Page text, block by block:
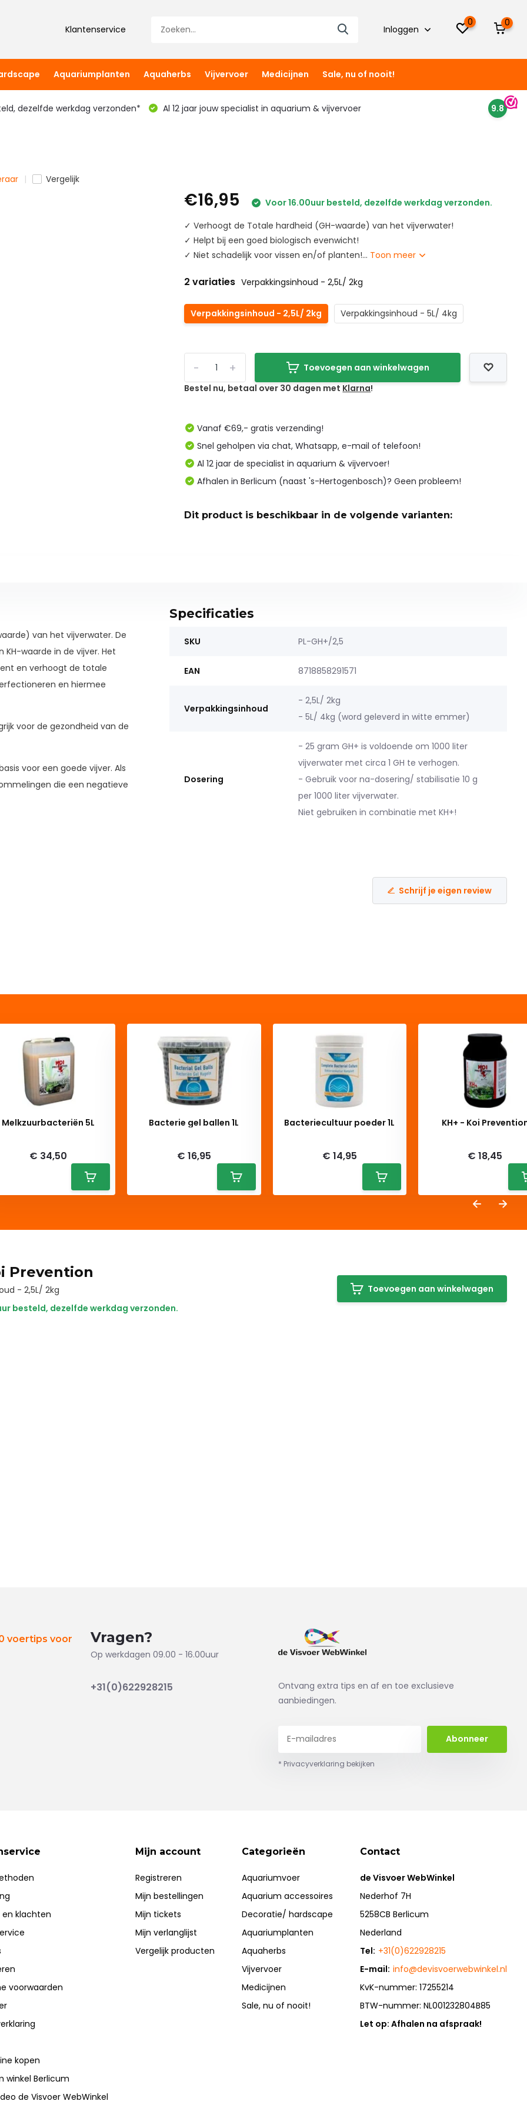
Klantenservice Inloggen
0 0
Aquariumplanten Aquaherbs Vijvervoer Medicijnen Sale, nu of nooit!
dezelfde werkdag verzonden* Al 12 jaar jouw specialist in aquarium & vijvervoer 9.8
Vergelijk
€16,95
Voor 16.00uur besteld, dezelfde werkdag verzonden.
✓ Verhoogt de Totale hardheid (GH-waarde) van het vijverwater!
✓ Helpt bij een goed biologisch evenwicht!
✓ Niet schadelijk voor vissen en/of planten!... Toon meer
2 variaties Verpakkingsinhoud - 2,5L/ 2kg
Verpakkingsinhoud - 2,5L/ 2kg Verpakkingsinhoud - 5L/ 4kg
+
-
Toevoegen aan winkelwagen
Bestel nu, betaal over 30 dagen met Klarna!
Vanaf €69,- gratis verzending!
Snel geholpen via chat, Whatsapp, e-mail of telefoon!
Al 12 jaar de specialist in aquarium & vijvervoer!
Afhalen in Berlicum (naast 's-Hertogenbosch)? Geen probleem!
Dit product is beschikbaar in de volgende varianten:
van het vijverwater. De
waarde in de vijver. Het
en verhoogt de totale
en hiermee
voor de gezondheid van de
voor een goede vijver. Als
die een negatieve
Specificaties
SKU PL-GH+/2,5
EAN 8718858291571
Verpakkingsinhoud
- 2,5L/ 2kg
- 5L/ 4kg (word geleverd in witte emmer)
Dosering
- 25 gram GH+ is voldoende om 1000 liter
vijverwater met circa 1 GH te verhogen.
- Gebruik voor na-dosering/ stabilisatie 10 g
per 1000 liter vijverwater.
Niet gebruiken in combinatie met KH+!
Schrijf je eigen review
Melkzuurbacteriën 5L
€ 34,50
Bacterie gel ballen 1L
€ 16,95
Bacteriecultuur poeder 1L
€ 14,95
KH+ - Koi
€ 18,45
Prevention
- 2,5L/ 2kg
besteld, dezelfde werkdag verzonden.
Toevoegen aan winkelwagen
voertips voor
Vragen?
Op werkdagen 09.00 - 16.00uur
+31(0)622928215
Ontvang extra tips en af en toe exclusieve
aanbiedingen.
Abonneer
* Privacyverklaring bekijken
klachten
voorwaarden
kopen
winkel Berlicum
de Visvoer WebWinkel
Mijn account
Registreren
Mijn bestellingen
Mijn tickets
Mijn verlanglijst
Vergelijk producten
Categorieën
Aquariumvoer
Aquarium accessoires
Decoratie/ hardscape
Aquariumplanten
Aquaherbs
Vijvervoer
Medicijnen
Sale, nu of nooit!
Contact
de Visvoer WebWinkel
Nederhof 7H
5258CB Berlicum
Nederland
Tel: +31(0)622928215
E-mail: info@devisvoerwebwinkel.nl
KvK-nummer: 17255214
BTW-nummer: NL001232804B85
Let op: Afhalen na afspraak!